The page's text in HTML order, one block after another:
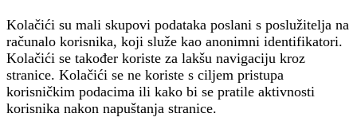
Kolačići su mali skupovi podataka poslani s poslužitelja na
računalo korisnika, koji služe kao anonimni identifikatori.
Kolačići se također koriste za lakšu navigaciju kroz
stranice. Kolačići se ne koriste s ciljem pristupa
korisničkim podacima ili kako bi se pratile aktivnosti
korisnika nakon napuštanja stranice.